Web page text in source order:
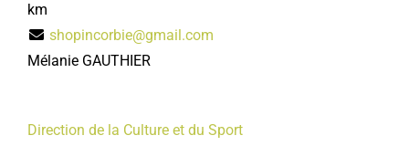
km
shopincorbie@gmail.com
Mélanie GAUTHIER
Direction de la Culture et du Sport